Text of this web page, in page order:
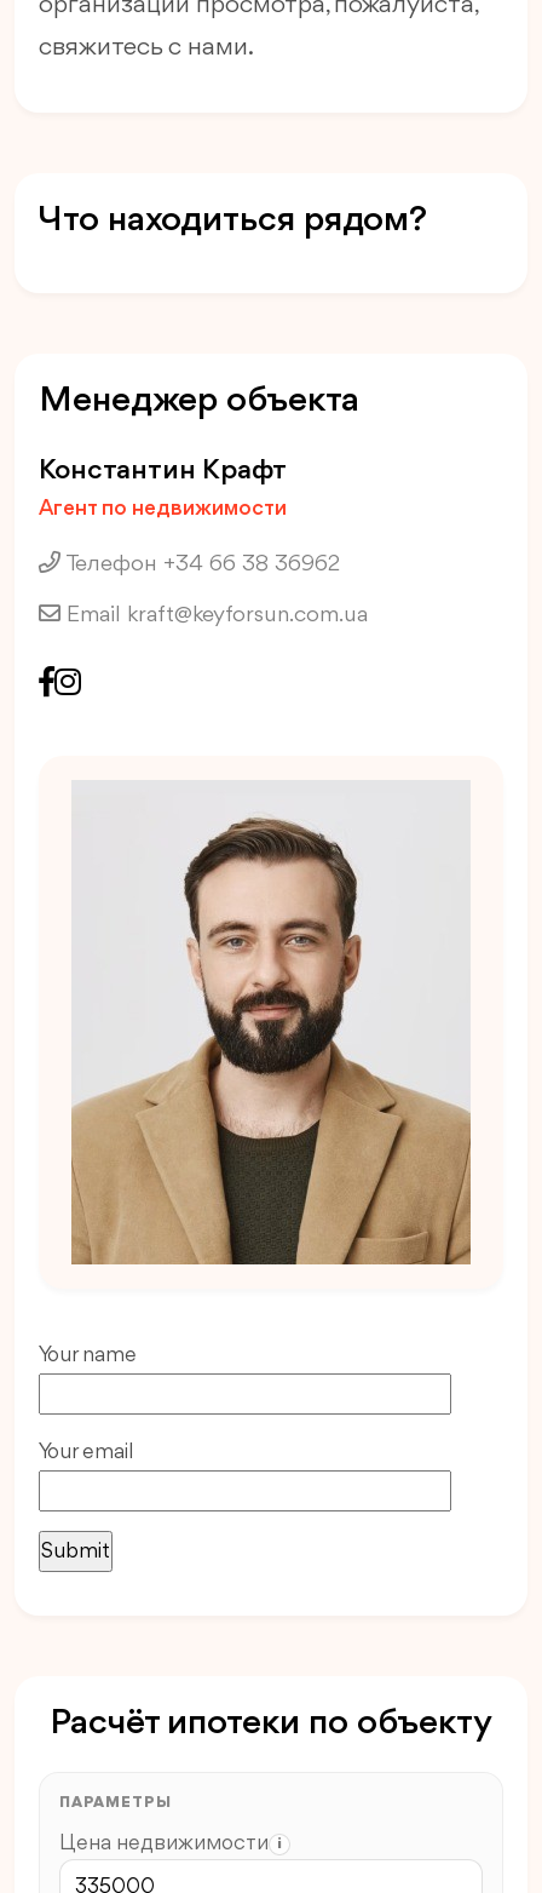
организации просмотра, пожалуйста,
свяжитесь с нами.
Что находиться рядом?
Менеджер объекта
Константин Крафт
Агент по недвижимости
Телефон +34 66 38 36962
Email kraft@keyforsun.com.ua
Your name
Your email
Расчёт ипотеки по объекту
ПАРАМЕТРЫ
Цена недвижимости i